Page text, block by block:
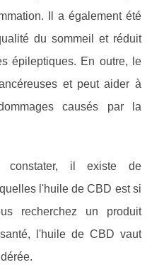
Il a également été
du sommeil et réduit
épileptiques. En outre, le
et peut aider à
causés par la
constater, il existe de
l'huile de CBD est si
recherchez un produit
l'huile de CBD vaut